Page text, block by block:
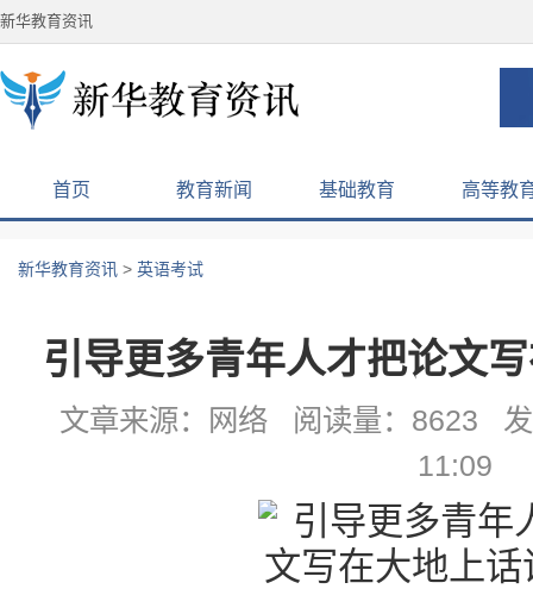
新华教育资讯
首页 教育新闻 基础教育 高等教
新华教育资讯 > 英语考试
引导更多青年人才把论文
文章来源：网络 阅读量：8623
11:09